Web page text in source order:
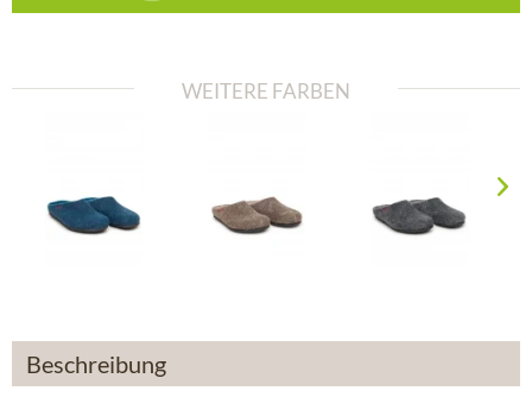
WEITERE FARBEN
Beschreibung